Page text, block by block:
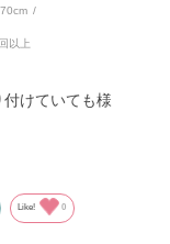
以上
けていても様
Like! 0